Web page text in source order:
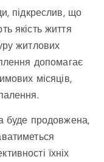
підкреслив, що
якість життя
житлових
допомагає
місяців,
буде продовжена,
їхніх